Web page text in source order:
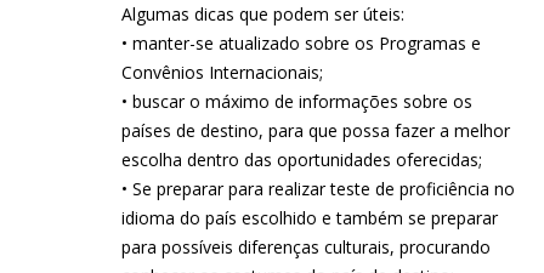
Algumas dicas que podem ser úteis:
• manter-se atualizado sobre os Programas e
Convênios Internacionais;
• buscar o máximo de informações sobre os
países de destino, para que possa fazer a melhor
escolha dentro das oportunidades oferecidas;
• Se preparar para realizar teste de proficiência no
idioma do país escolhido e também se preparar
para possíveis diferenças culturais, procurando